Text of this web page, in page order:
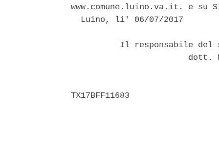
www.comune.luino.va.it. e su
  Luino, li' 06/07/2017
Il responsabile